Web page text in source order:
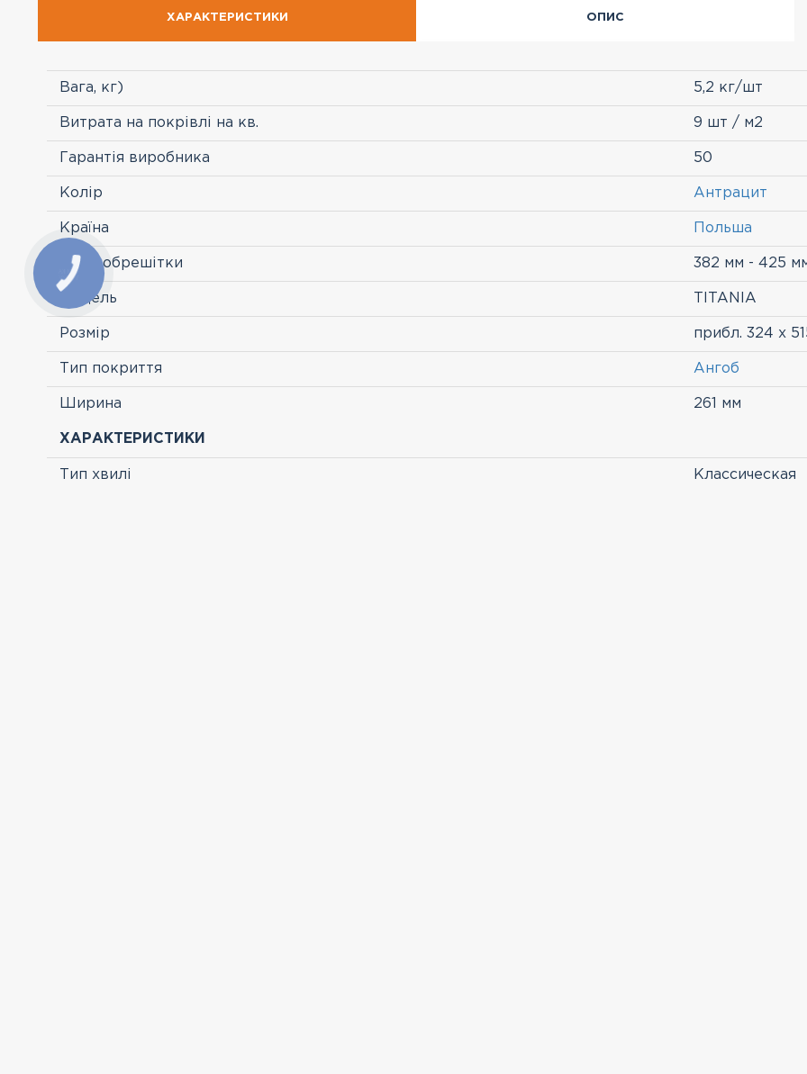
ХАРАКТЕРИСТИКИ ОПИС
Вага, кг) 5,2 кг/шт
Витрата на покрівлі на кв. 9 шт / м2
Гарантія виробника 50
Колір Антрацит
Країна Польша
Крок обрешітки 382 мм - 425
Модель TITANIA
Розмір прибл. 324 х
Тип покриття Ангоб
Ширина 261 мм
ХАРАКТЕРИСТИКИ
Тип хвилі Классическая